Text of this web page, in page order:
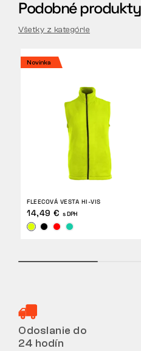
Podobné produkty
Všetky z kategórie
Novinka
FLEECOVÁ VESTA HI-VIS
14,49 € s DPH
Odoslanie do
24 hodín